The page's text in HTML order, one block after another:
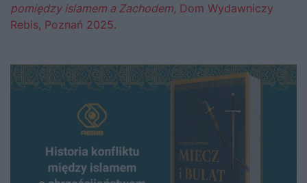
pomiędzy islamem a Zachodem, Dom Wydawniczy
Rebis, Poznań 2025.